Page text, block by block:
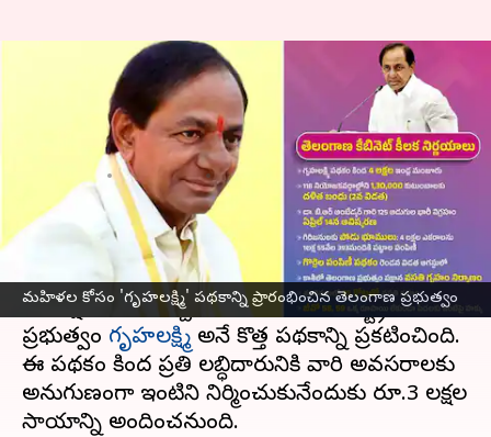
మహిళల కోసం 'గృహలక్ష్మి' పథకాన్ని ప్రారంభించిన తెలంగాణ ప్రభుత్వం
మహిళల కోసం 'గృహలక్ష్మి' పథకాన్ని
ప్రారంభించిన తెలంగాణ ప్రభుత్వం;
ఇంటి నిర్మాణానికి రూ.3లక్షలు
Stalin Mar 10, 2023 09:05 am
ఈ వార్తాకథనం ఏంటి
సొంత స్థలంలో ఇల్లు నిర్మించుకోవాలనే ప్రజల
ఆకాంక్షలను నెరవేర్చేందుకుతెలంగాణరాష్ట్ర
ప్రభుత్వం గృహలక్ష్మిఅనే కొత్త పథకాన్ని ప్రకటించింది.
ఈ పథకం కింద ప్రతి లబ్ధిదారునికి వారి అవసరాలకు
అనుగుణంగా ఇంటిని నిర్మించుకునేందుకు రూ.3 లక్షల